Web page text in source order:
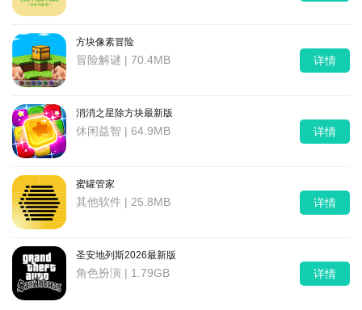
方块像素冒险
冒险解谜 | 70.4MB 详情
消消之星除方块最新版
休闲益智 | 64.9MB 详情
蜜罐管家
其他软件 | 25.8MB 详情
圣安地列斯2026最新版
角色扮演 | 1.79GB 详情